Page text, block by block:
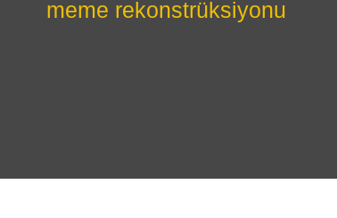
meme rekonstrüksiyonu